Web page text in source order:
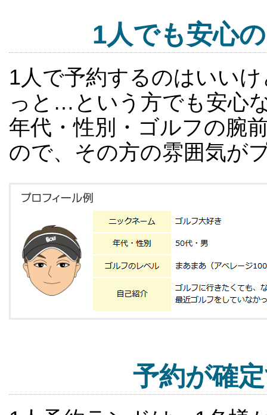
1人でも安心
1人で予約するのはいい
っと…という方でも安心
年代・性別・ゴルフの腕
ので、その方の雰囲気が
予約が確